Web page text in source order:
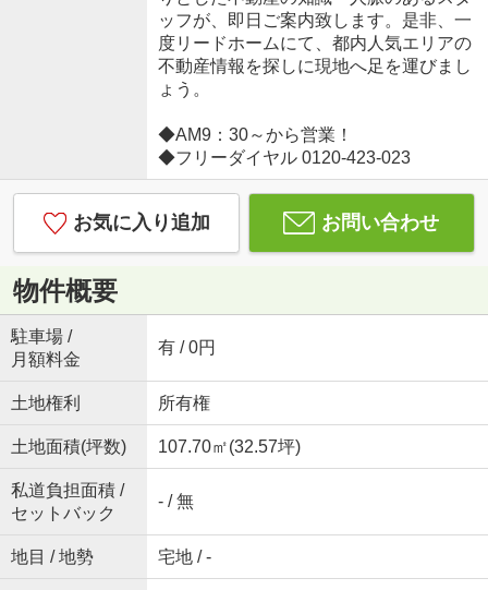
ッフが、即日ご案内致します。是非、一
度リードホームにて、都内人気エリアの
不動産情報を探しに現地へ足を運びまし
ょう。
◆AM9：30～から営業！
◆フリーダイヤル 0120-423-023
お気に入り追加 お問い合わせ
物件概要
駐車場 /
月額料金
有 / 0円
土地権利 所有権
土地面積(坪数) 107.70㎡(32.57坪)
私道負担面積 /
セットバック
- / 無
地目 / 地勢 宅地 / -